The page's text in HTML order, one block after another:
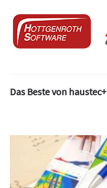
Das Beste von haustec+